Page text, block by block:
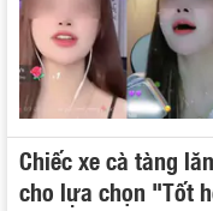
Chiếc xe cà tàng
cho lựa chọn "Tốt